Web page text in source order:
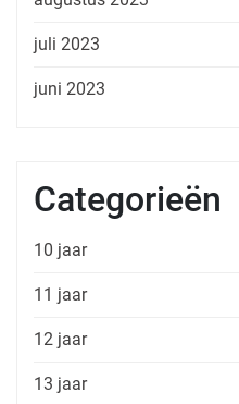
juli 2023
juni 2023
Categorieën
10 jaar
11 jaar
12 jaar
13 jaar